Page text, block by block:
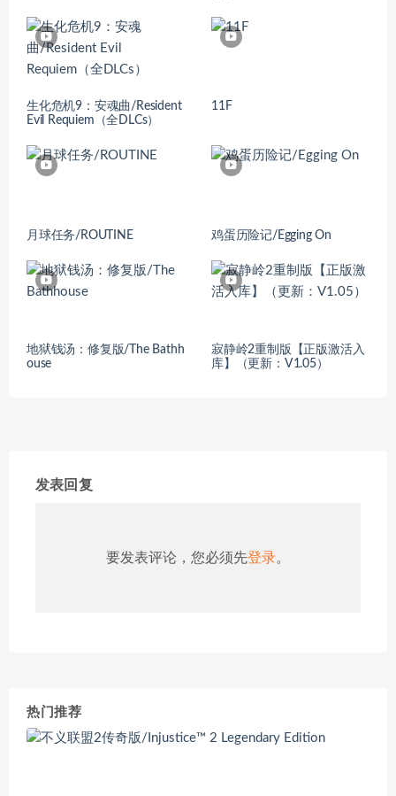
生化危机9：安魂曲/Resident
Evil Requiem（全DLCs）
11F
月球任务/ROUTINE 鸡蛋历险记/Egging On
地狱钱汤：修复版/The Bathh
ouse
寂静岭2重制版【正版激活入
库】（更新：V1.05）
发表回复
要发表评论，您必须先登录。
热门推荐